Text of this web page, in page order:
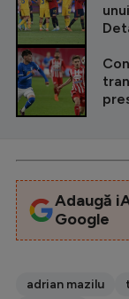
Adaugă
Google
adrian mazilu